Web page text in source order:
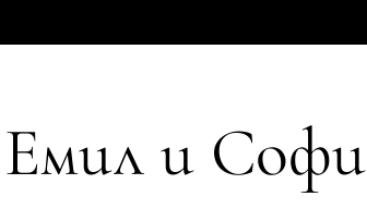
Емил и Софи